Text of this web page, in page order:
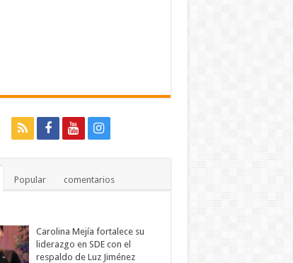
Popular comentarios
Carolina Mejía fortalece su
liderazgo en SDE con el
respaldo de Luz Jiménez